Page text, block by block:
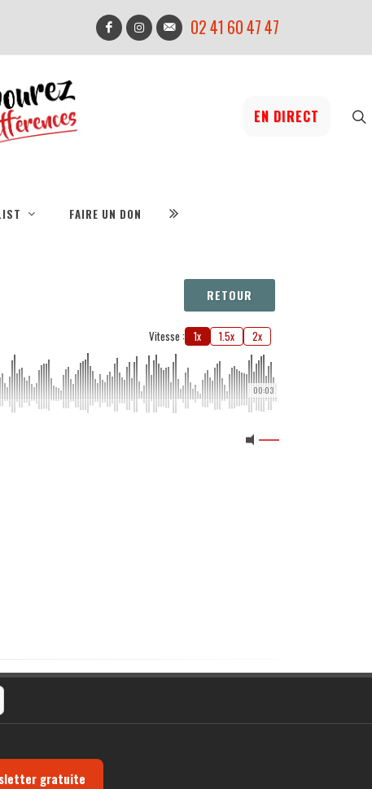
02 41 60 47 47
EN DIRECT
FAIRE UN DON
RETOUR
Vitesse : 1x 1.5x 2x
00:03
gratuite